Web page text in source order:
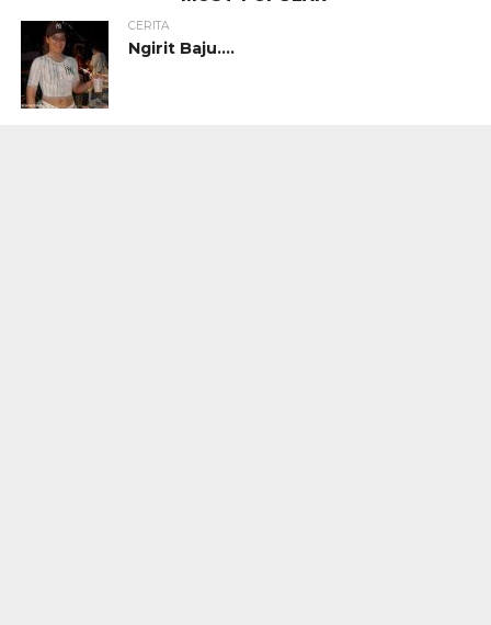
CERITA
Ngirit Baju….